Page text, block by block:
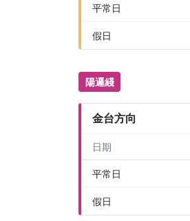
平常日
假日
陽邏綫
金台方向
日期
平常日
假日